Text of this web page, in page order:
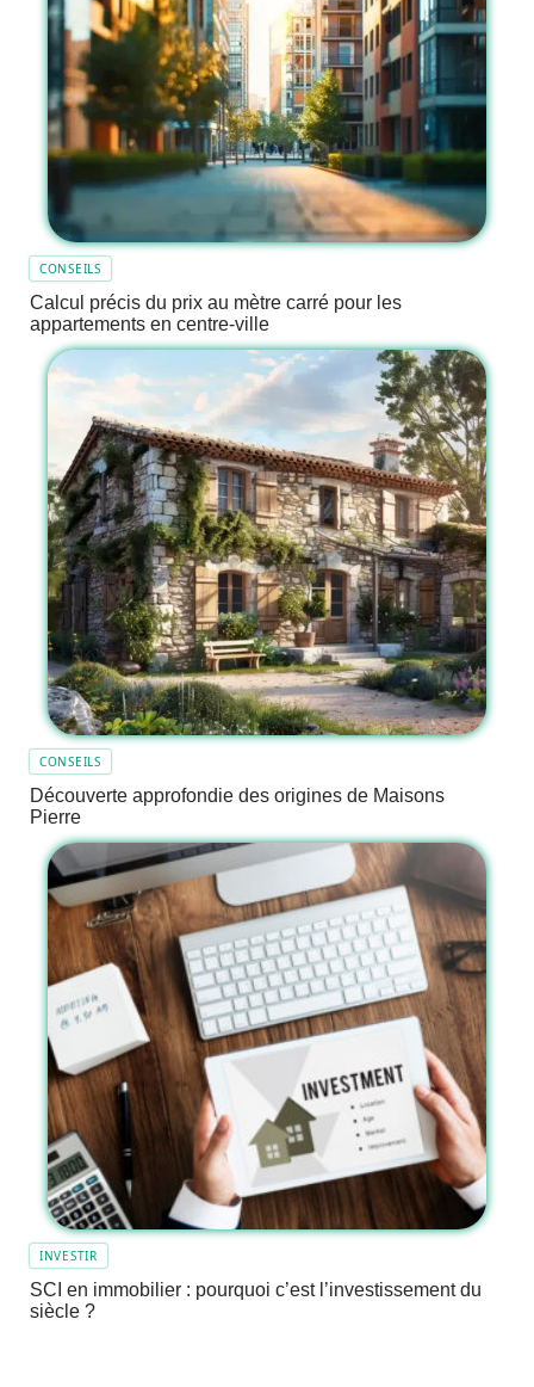
CONSEILS
Calcul précis du prix au mètre carré pour les
appartements en centre-ville
CONSEILS
Découverte approfondie des origines de Maisons
Pierre
INVESTIR
SCI en immobilier : pourquoi c’est l’investissement du
siècle ?